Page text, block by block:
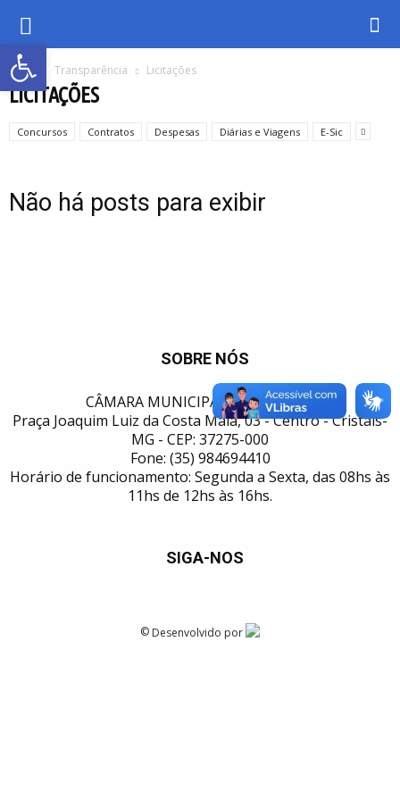
Abrir a barra de ferramentas
Inicio Transparência Licitações
LICITAÇÕES
Concursos Contratos Despesas Diárias e Viagens E-Sic
Não há posts para exibir
SOBRE NÓS
CÂMARA MUNICIPAL DE CRISTAIS
Praça Joaquim Luiz da Costa Maia, 03 - Centro - Cristais-
MG - CEP: 37275-000
Fone: (35) 984694410
Horário de funcionamento: Segunda a Sexta, das 08hs às
11hs de 12hs às 16hs.
SIGA-NOS
© Desenvolvido por